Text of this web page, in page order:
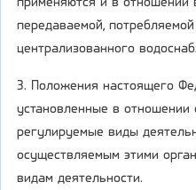
передаваемой,
централизованного
3. Положения настоящего
установленные в отношении
регулируемые виды
осуществляемым этими
видам деятельности.